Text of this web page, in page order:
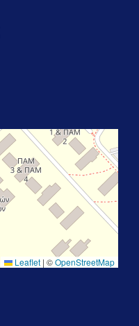
Leaflet | ©OpenStreetMap